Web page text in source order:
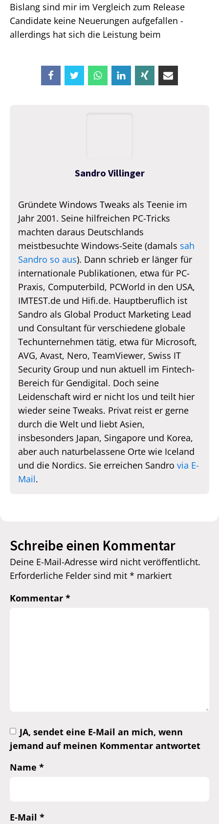
Bislang sind mir im Vergleich zum Release
Candidate keine Neuerungen aufgefallen -
allerdings hat sich die Leistung beim
Sandro Villinger
Gründete Windows Tweaks als Teenie im
Jahr 2001. Seine hilfreichen PC-Tricks
machten daraus Deutschlands
meistbesuchte Windows-Seite (damals sah
Sandro so aus). Dann schrieb er länger für
internationale Publikationen, etwa für PC-
Praxis, Computerbild, PCWorld in den USA,
IMTEST.de und Hifi.de. Hauptberuflich ist
Sandro als Global Product Marketing Lead
und Consultant für verschiedene globale
Techunternehmen tätig, etwa für Microsoft,
AVG, Avast, Nero, TeamViewer, Swiss IT
Security Group und nun aktuell im Fintech-
Bereich für Gendigital. Doch seine
Leidenschaft wird er nicht los und teilt hier
wieder seine Tweaks. Privat reist er gerne
durch die Welt und liebt Asien,
insbesonders Japan, Singapore und Korea,
aber auch naturbelassene Orte wie Iceland
und die Nordics. Sie erreichen Sandro via E-
Mail.
Schreibe einen Kommentar
Deine E-Mail-Adresse wird nicht veröffentlicht.
Erforderliche Felder sind mit * markiert
Kommentar *
JA, sendet eine E-Mail an mich, wenn
jemand auf meinen Kommentar antwortet
Name *
E-Mail *